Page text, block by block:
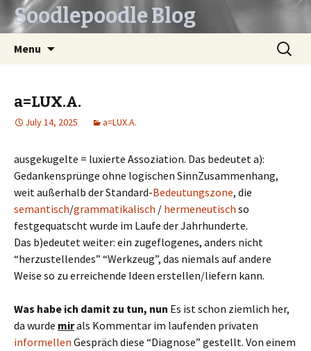
Soodlepoodle Blog
Menu
Search
for:
a=LUX.A.
July 14, 2025 a=LUX.A.
ausgekugelte = luxierte Assoziation. Das bedeutet a):
Gedankensprünge ohne logischen SinnZusammenhang,
weit außerhalb der Standard-Bedeutungszone, die
semantisch/grammatikalisch / hermeneutisch so
festgequatscht wurde im Laufe der Jahrhunderte.
Das b)edeutet weiter: ein zugeflogenes, anders nicht
“herzustellendes” “Werkzeug”, das niemals auf andere
Weise so zu erreichende Ideen erstellen/liefern kann.
Was habe ich damit zu tun, nun Es ist schon ziemlich her,
da wurde mirals Kommentar im laufenden privaten
informellen Gespräch diese “Diagnose” gestellt. Von einem